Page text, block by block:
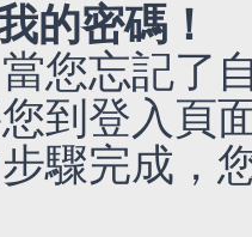
的密碼！
您忘記了
到登入頁
驟完成，